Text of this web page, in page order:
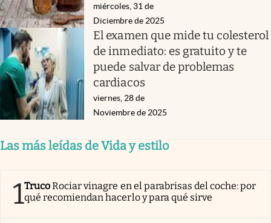
miércoles, 31 de
Diciembre de 2025
El examen que mide tu colesterol
de inmediato: es gratuito y te
puede salvar de problemas
cardiacos
viernes, 28 de
Noviembre de 2025
Las más leídas de Vida y estilo
1TrucoRociar vinagre en el parabrisas del coche: por
qué recomiendan hacerlo y para qué sirve